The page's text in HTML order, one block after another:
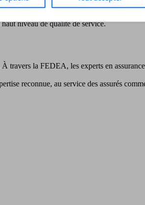
une organisation territoriale adaptée.
niveau de qualité de service.
la FEDEA, les experts en assurance
reconnue, au service des assurés